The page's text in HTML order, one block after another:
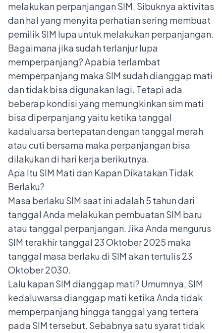
melakukan perpanjangan SIM. Sibuknya aktivitas
dan hal yang menyita perhatian sering membuat
pemilik SIM lupa untuk melakukan perpanjangan.
Bagaimana jika sudah terlanjur lupa
memperpanjang? Apabia terlambat
memperpanjang maka SIM sudah dianggap mati
dan tidak bisa digunakan lagi. Tetapi ada
beberap kondisi yang memungkinkan sim mati
bisa diperpanjang yaitu ketika tanggal
kadaluarsa bertepatan dengan tanggal merah
atau cuti bersama maka perpanjangan bisa
dilakukan di hari kerja berikutnya.
Apa Itu SIM Mati dan Kapan Dikatakan Tidak
Berlaku?
Masa berlaku SIM saat ini adalah 5 tahun dari
tanggal Anda melakukan pembuatan SIM baru
atau tanggal perpanjangan. Jika Anda mengurus
SIM terakhir tanggal 23 Oktober 2025 maka
tanggal masa berlaku di SIM akan tertulis 23
Oktober 2030.
Lalu kapan SIM dianggap mati? Umumnya, SIM
kedaluwarsa dianggap mati ketika Anda tidak
memperpanjang hingga tanggal yang tertera
pada SIM tersebut. Sebabnya satu syarat tidak